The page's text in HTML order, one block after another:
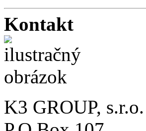
Kontakt
K3 GROUP, s.r.o.